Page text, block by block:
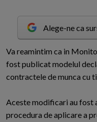
Alege-ne ca
Va reamintim ca in
fost publicat modelul
contractele de munca cu
Aceste modificari au fost
procedura de aplicare a